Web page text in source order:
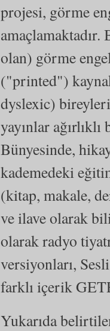
projesi, görme
amaçlamaktadır.
olan) görme
("printed")
dyslexic)
yayınlar
Bünyesinde,
kademedeki
(kitap, makale,
ve ilave olarak
olarak radyo
versiyonları,
farklı içerik
Yukarıda